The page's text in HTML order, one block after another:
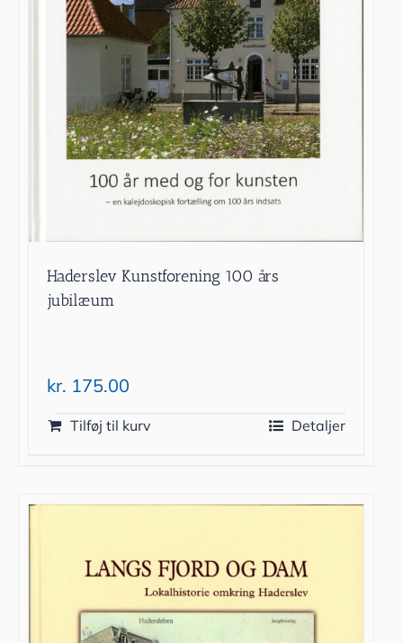
Haderslev Kunstforening 100 års
jubilæum
kr. 175.00
Tilføj til kurv Detaljer